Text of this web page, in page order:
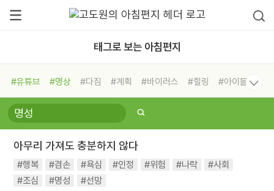
태그로 보는 아침편지
#유튜브 #명상 #다짐 #계획 #바이러스 #힐링
#아이들
#비전캠프
#독서캠프 #삶
#희망
#나눔 #친구 #링컨학교
#독서
#건강 #면역력
아무리 가져도 충분하지 않다
#행복 #겸손 #욕심 #인정 #위험 #나락
#사회
#조심
#명성 #선망